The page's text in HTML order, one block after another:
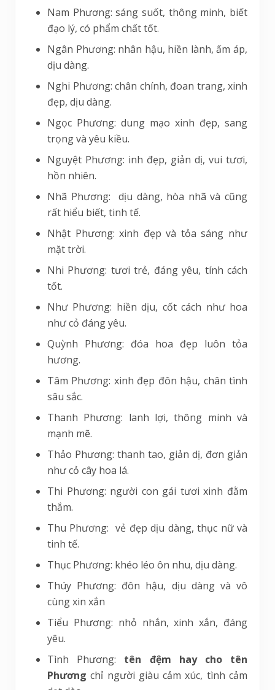
Nam Phương: sáng suốt, thông minh, biết
đạo lý, có phẩm chất tốt.
Ngân Phương: nhân hậu, hiền lành, ấm áp,
dịu dàng.
Nghi Phương: chân chính, đoan trang, xinh
đẹp, dịu dàng.
Ngọc Phương: dung mạo xinh đẹp, sang
trọng và yêu kiều.
Nguyệt Phương: inh đẹp, giản dị, vui tươi,
hồn nhiên.
Nhã Phương: dịu dàng, hòa nhã và cũng
rất hiểu biết, tinh tế.
Nhật Phương: xinh đẹp và tỏa sáng như
mặt trời.
Nhi Phương: tươi trẻ, đáng yêu, tính cách
tốt.
Như Phương: hiền dịu, cốt cách như hoa
như cỏ đáng yêu.
Quỳnh Phương: đóa hoa đẹp luôn tỏa
hương.
Tâm Phương: xinh đẹp đôn hậu, chân tình
sâu sắc.
Thanh Phương: lanh lợi, thông minh và
mạnh mẽ.
Thảo Phương: thanh tao, giản dị, đơn giản
như cỏ cây hoa lá.
Thi Phương: người con gái tươi xinh đằm
thắm.
Thu Phương: vẻ đẹp dịu dàng, thục nữ và
tinh tế.
Thục Phương: khéo léo ôn nhu, dịu dàng.
Thúy Phương: đôn hậu, dịu dàng và vô
cùng xin xắn
Tiểu Phương: nhỏ nhắn, xinh xắn, đáng
yêu.
Tình Phương: tên đệm hay cho tên
Phương chỉ người giàu cảm xúc, tình cảm